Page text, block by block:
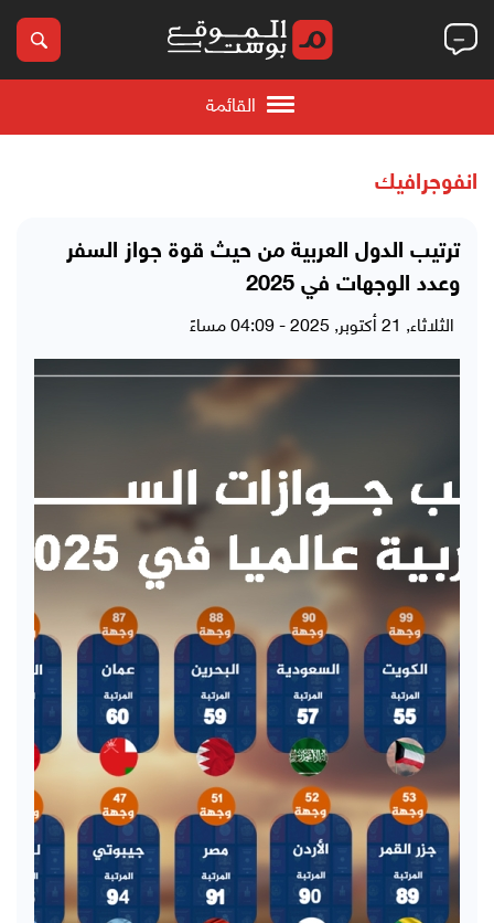
القائمة
انفوجرافيك
ترتيب الدول العربية من حيث قوة جواز السفر
وعدد الوجهات في 2025
الثلاثاء, 21 أكتوبر, 2025 - 04:09 مساءً